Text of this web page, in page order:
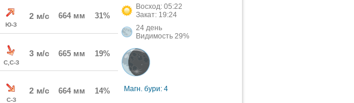
Ю-З
2 м/с 664 мм 31%
С,С-З
3 м/с 665 мм 19%
С-З
2 м/с 664 мм 14%
Восход: 05:22
Закат: 19:24
24 день
Видимость 29%
Магн. бури: 4